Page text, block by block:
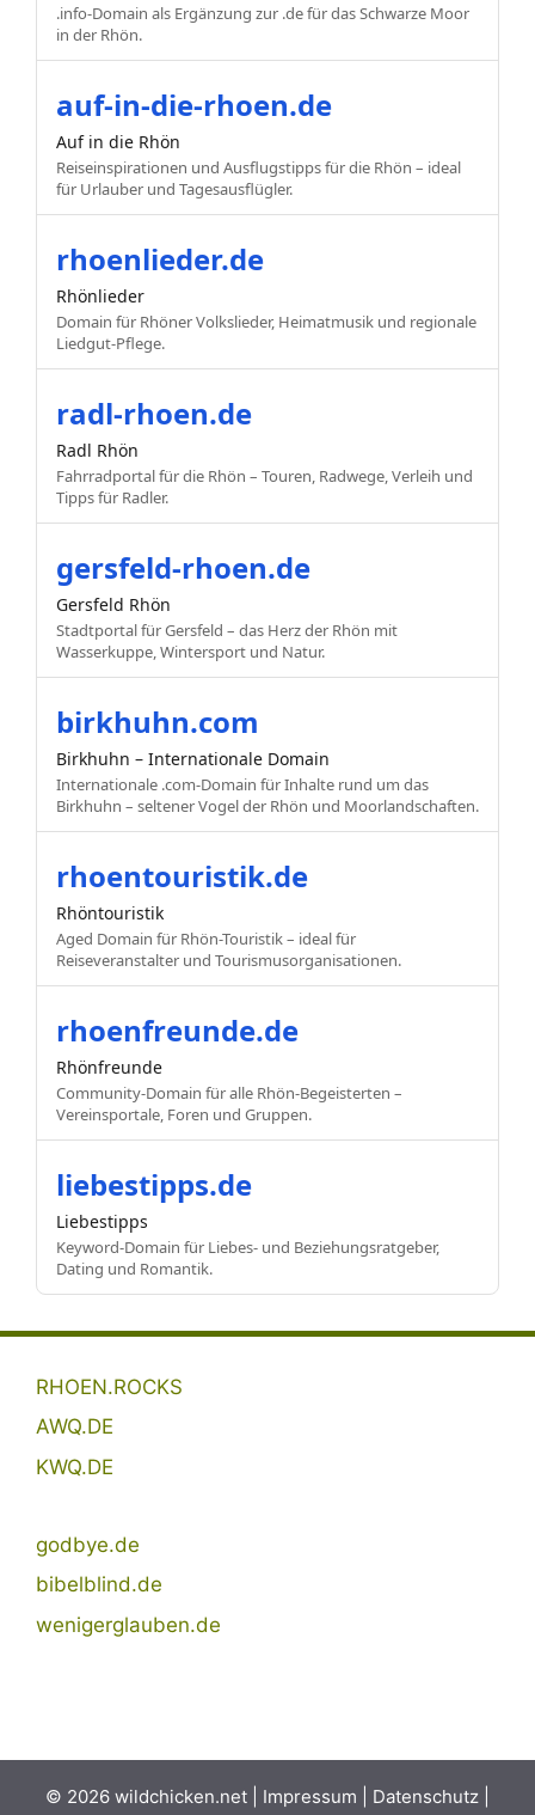
.info-Domain als Ergänzung zur .de für das Schwarze Moor
in der Rhön.
auf-in-die-rhoen.de
Auf in die Rhön
Reiseinspirationen und Ausflugstipps für die Rhön – ideal
für Urlauber und Tagesausflügler.
rhoenlieder.de
Rhönlieder
Domain für Rhöner Volkslieder, Heimatmusik und regionale
Liedgut-Pflege.
radl-rhoen.de
Radl Rhön
Fahrradportal für die Rhön – Touren, Radwege, Verleih und
Tipps für Radler.
gersfeld-rhoen.de
Gersfeld Rhön
Stadtportal für Gersfeld – das Herz der Rhön mit
Wasserkuppe, Wintersport und Natur.
birkhuhn.com
Birkhuhn – Internationale Domain
Internationale .com-Domain für Inhalte rund um das
Birkhuhn – seltener Vogel der Rhön und Moorlandschaften.
rhoentouristik.de
Rhöntouristik
Aged Domain für Rhön-Touristik – ideal für
Reiseveranstalter und Tourismusorganisationen.
rhoenfreunde.de
Rhönfreunde
Community-Domain für alle Rhön-Begeisterten –
Vereinsportale, Foren und Gruppen.
liebestipps.de
Liebestipps
Keyword-Domain für Liebes- und Beziehungsratgeber,
Dating und Romantik.
RHOEN.ROCKS
AWQ.DE
KWQ.DE
godbye.de
bibelblind.de
wenigerglauben.de
© 2026 wildchicken.net | Impressum Datenschutz